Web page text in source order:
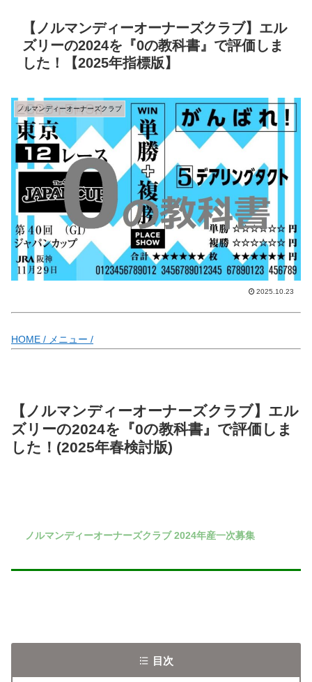
【ノルマンディーオーナーズクラブ】エル
ズリーの2024を『0の教科書』で評価しま
した！【2025年指標版】
ノルマンディーオーナーズクラブ
2025.10.23
HOME / メニュー /
【ノルマンディーオーナーズクラブ】エル
ズリーの2024を『0の教科書』で評価しま
した！(2025年春検討版)
ノルマンディーオーナーズクラブ 2024年産一次募集
目次